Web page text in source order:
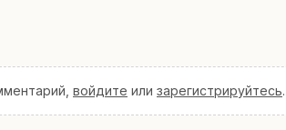
войдите или зарегистрируйтесь.